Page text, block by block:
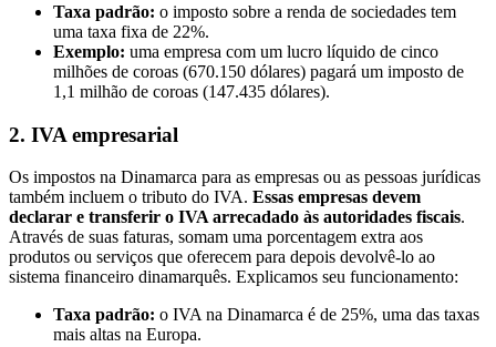
Taxa padrão: o imposto sobre a renda de sociedades tem
uma taxa fixa de 22%.
Exemplo: uma empresa com um lucro líquido de cinco
milhões de coroas (670.150 dólares) pagará um imposto de
1,1 milhão de coroas (147.435 dólares).
2. IVA empresarial
Os impostos na Dinamarca para as empresas ou as pessoas jurídicas
também incluem o tributo do IVA. Essas empresas devem
declarar e transferir o IVA arrecadado às autoridades fiscais.
Através de suas faturas, somam uma porcentagem extra aos
produtos ou serviços que oferecem para depois devolvê-lo ao
sistema financeiro dinamarquês. Explicamos seu funcionamento:
Taxa padrão: o IVA na Dinamarca é de 25%, uma das taxas
mais altas na Europa.